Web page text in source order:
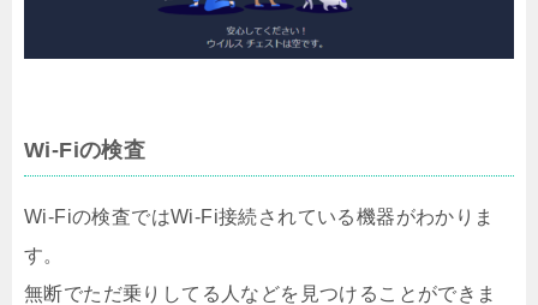
Wi-Fiの検査
Wi-Fiの検査ではWi-Fi接続されている機器がわかりま
す。
無断でただ乗りしてる人などを見つけることができま